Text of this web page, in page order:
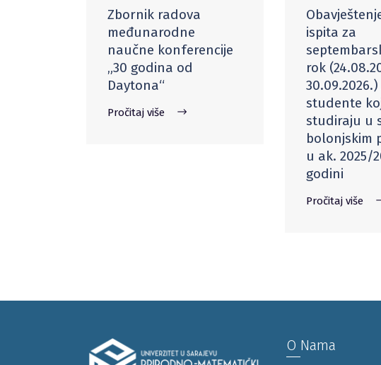
Zbornik radova
međunarodne
naučne konferencije
„30 godina od
Daytona“
Pročitaj više
ispita za
rok
studente
studiraju u
bolonjskim
u ak. 2025/
godini
Pročitaj više
O Nama